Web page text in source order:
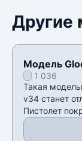
Другие
Модель
1 036
Такая
v34 станет
Пистолет